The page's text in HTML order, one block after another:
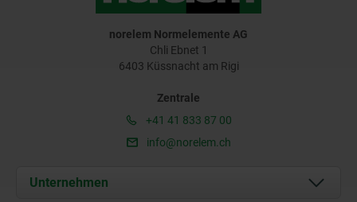
norelem Normelemente AG
Chli Ebnet 1
6403 Küssnacht am Rigi
Zentrale
+41 41 833 87 00
info@norelem.ch
Unternehmen